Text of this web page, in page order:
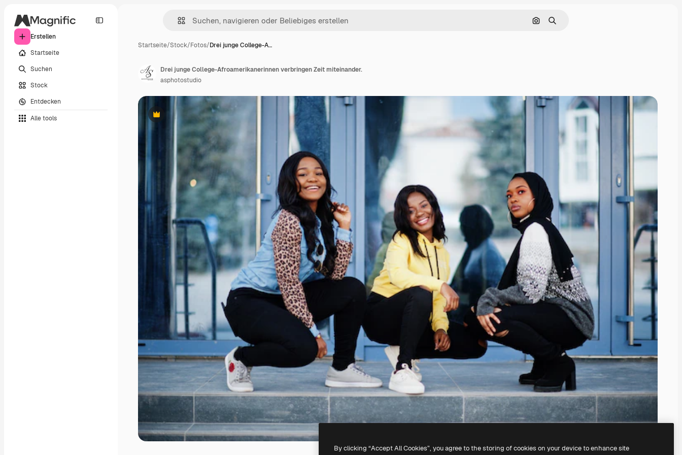
Erstellen
Startseite
Suchen
Stock
Entdecken
Alle tools
Nach Bild suchen
Suchen
Startseite/Stock/Fotos/Drei junge College-A…
Premium
Drei junge College-Afroamerikanerinnen verbringen Zeit miteinander.
asphotostudio
By clicking “Accept All Cookies”, you agree to the storing of cookies on your device to enhance site